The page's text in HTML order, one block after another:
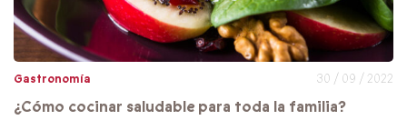
Gastronomía 30 / 09 / 2022
¿Cómo cocinar saludable para toda la familia?